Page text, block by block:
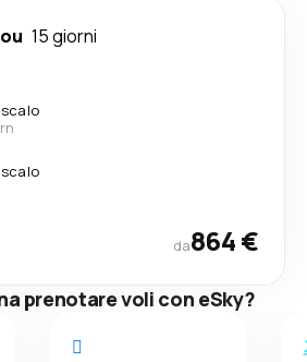
15 giorni
scalo
scalo
da864 €
prenotare voli con eSky?